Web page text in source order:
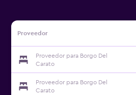
Proveedor
Proveedor para Borgo Del
Carato
Proveedor para Borgo Del
Carato